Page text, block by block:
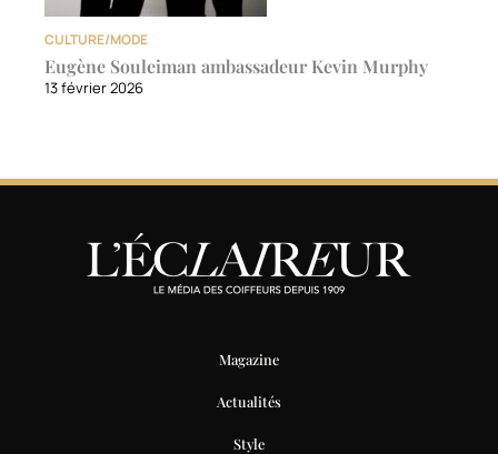
CULTURE/MODE
Eugène Souleiman ambassadeur Kevin Murphy
13 février 2026
Magazine
Actualités
Style